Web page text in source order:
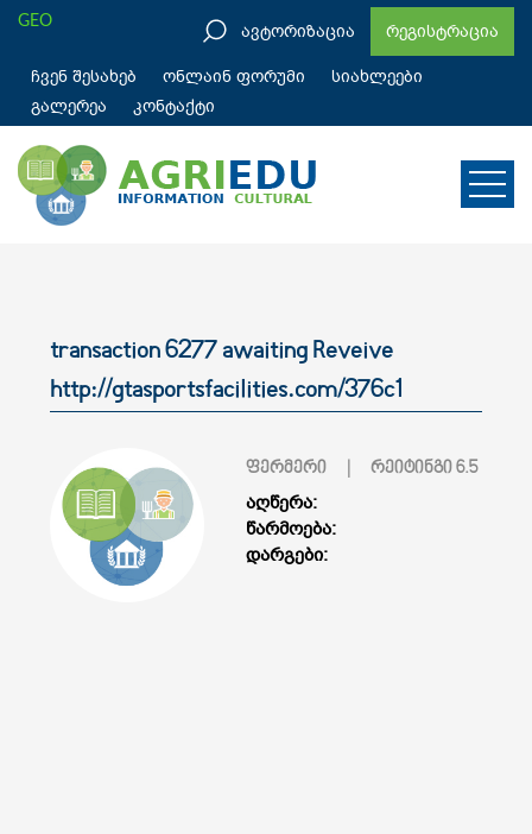
GEO ავტორიზაცია
რეგისტრაცია
ჩვენ შესახებ
ონლაინ ფორუმი
სიახლეები
გალერეა
კონტაქტი
transaction 6277 awaiting Reveive
http://gtasportsfacilities.com/376c1
ფერმერი | რეიტინგი 6.5
აღწერა:
წარმოება:
დარგები: